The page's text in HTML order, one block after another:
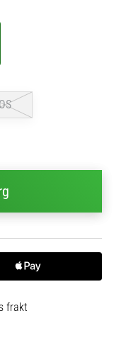
frakt